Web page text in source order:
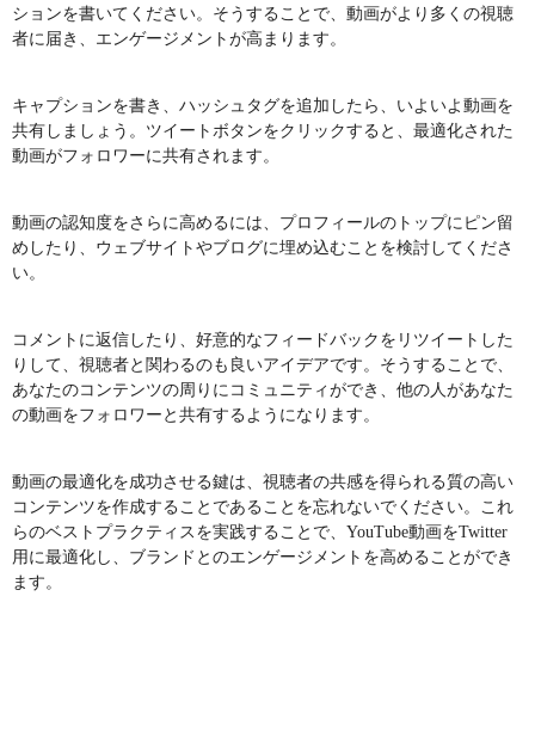
ションを書いてください。そうすることで、動画がより多くの視聴
者に届き、エンゲージメントが高まります。
キャプションを書き、ハッシュタグを追加したら、いよいよ動画を
共有しましょう。ツイートボタンをクリックすると、最適化された
動画がフォロワーに共有されます。
動画の認知度をさらに高めるには、プロフィールのトップにピン留
めしたり、ウェブサイトやブログに埋め込むことを検討してくださ
い。
コメントに返信したり、好意的なフィードバックをリツイートした
りして、視聴者と関わるのも良いアイデアです。そうすることで、
あなたのコンテンツの周りにコミュニティができ、他の人があなた
の動画をフォロワーと共有するようになります。
動画の最適化を成功させる鍵は、視聴者の共感を得られる質の高い
コンテンツを作成することであることを忘れないでください。これ
らのベストプラクティスを実践することで、YouTube動画をTwitter
用に最適化し、ブランドとのエンゲージメントを高めることができ
ます。